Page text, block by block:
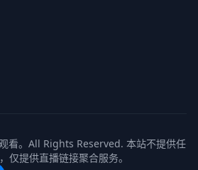
看。All Rights Reserved. 本站不提供任
仅提供直播链接聚合服务。